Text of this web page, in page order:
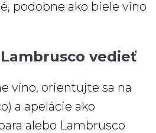
podobne ako biele víno
vedieť
víno, orientujte sa na
a apelácie ako
alebo Lambrusco